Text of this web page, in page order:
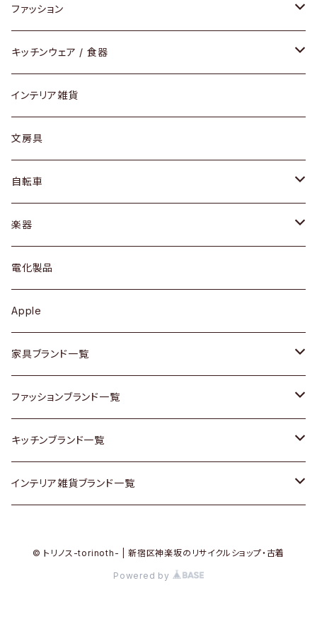
チェア / スツール
ダイニングセット / ダイニングテーブル
ローテーブル / サイドテーブル
デスク / コンソール
ドレッサー
シェルフ
キュリオケース / 飾り棚
カップボード / 食器棚
チェスト
その他家具
Vintageヴィンテージ / Antiqueアンティーク
Designers / デザイナーズ
ペンダントライト
テーブルランプ / デスクスタンド
フロアライト
ファッション
アクセサリー
リング
ピアス / イヤリング
財布
バッグ
アウター
トップス
ワンピース
ボトムス
靴
スカーフ
腕時計
Vintage / ヴィンテージ
キッチンウェア / 食器
グラス / タンブラー
カップ / マグ
プレート / ボウル
カトラリー
ケトル / ティーポット
鍋 / フライパン
Vintage / ヴィンテージ
銀製品
和物 / 作家物
その他キッチン雑貨
インテリア雑貨
文房具
自転車
dahon
楽器
ギター
ベース
その他楽器
電化製品
Apple
家具ブランド一覧
ACME Furniture / アクメ ファニチャー
ACTUS / アクタス
arflex / アルフレックス
ファッションブランド一覧
agnes b / アニエス ベー
BALLY / バリー
キッチンブランド一覧
ARABIA / アラビア
インテリア雑貨ブランド一覧
© トリノス-torinoth- | 新宿区神楽坂のリサイクルショップ・古着
Powered by